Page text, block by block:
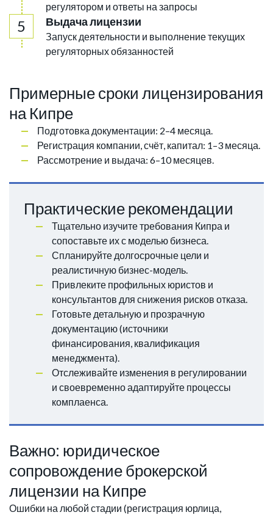
регулятором и ответы на запросы
Выдача лицензии
Запуск деятельности и выполнение текущих
регуляторных обязанностей
Примерные сроки лицензирования
на Кипре
Подготовка документации: 2–4 месяца.
Регистрация компании, счёт, капитал: 1–3 месяца.
Рассмотрение и выдача: 6–10 месяцев.
Практические рекомендации
Тщательно изучите требования Кипра и
сопоставьте их с моделью бизнеса.
Спланируйте долгосрочные цели и
реалистичную бизнес-модель.
Привлеките профильных юристов и
консультантов для снижения рисков отказа.
Готовьте детальную и прозрачную
документацию (источники
финансирования, квалификация
менеджмента).
Отслеживайте изменения в регулировании
и своевременно адаптируйте процессы
комплаенса.
Важно: юридическое
сопровождение брокерской
лицензии на Кипре
Ошибки на любой стадии (регистрация юрлица,